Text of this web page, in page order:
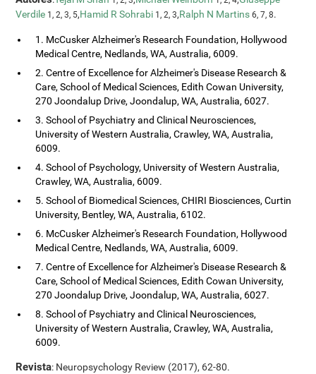
Verdile 1, 2, 3, 5,Hamid R Sohrabi 1, 2, 3,Ralph N Martins 6, 7, 8.
1. McCusker Alzheimer's Research Foundation, Hollywood
Medical Centre, Nedlands, WA, Australia, 6009.
2. Centre of Excellence for Alzheimer's Disease Research &
Care, School of Medical Sciences, Edith Cowan University,
270 Joondalup Drive, Joondalup, WA, Australia, 6027.
3. School of Psychiatry and Clinical Neurosciences,
University of Western Australia, Crawley, WA, Australia,
6009.
4. School of Psychology, University of Western Australia,
Crawley, WA, Australia, 6009.
5. School of Biomedical Sciences, CHIRI Biosciences, Curtin
University, Bentley, WA, Australia, 6102.
6. McCusker Alzheimer's Research Foundation, Hollywood
Medical Centre, Nedlands, WA, Australia, 6009.
7. Centre of Excellence for Alzheimer's Disease Research &
Care, School of Medical Sciences, Edith Cowan University,
270 Joondalup Drive, Joondalup, WA, Australia, 6027.
8. School of Psychiatry and Clinical Neurosciences,
University of Western Australia, Crawley, WA, Australia,
6009.
Revista: Neuropsychology Review (2017), 62-80.